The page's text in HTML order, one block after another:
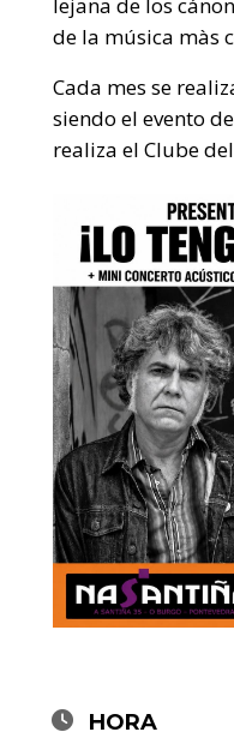
lejana de los
de la música màs
Cada mes se
siendo el evento
realiza el Clube
HORA